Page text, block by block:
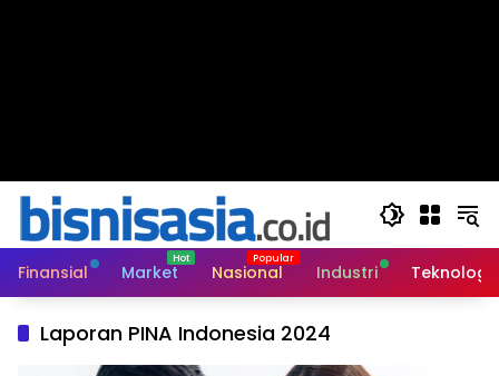
Finansial Market Nasional Industri Teknologi
Laporan PINA Indonesia 2024